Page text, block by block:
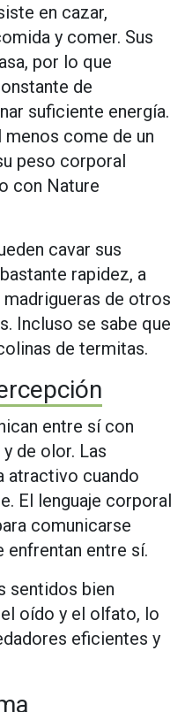
en cazar,
y comer. Sus
por lo que
de
suficiente energía.
menos come de un
peso corporal
con Nature
cavar sus
rapidez, a
de otros
Incluso se sabe que
de termitas.
entre sí con
de olor. Las
atractivo cuando
El lenguaje corporal
comunicarse
enfrentan entre sí.
sentidos bien
oído y el olfato, lo
eficientes y